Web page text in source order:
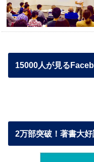
15000人が見る
2万部突破！著書大好